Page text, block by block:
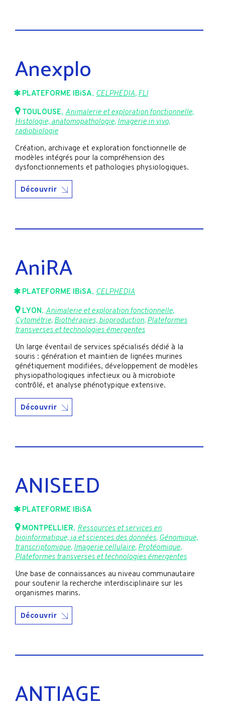
Anexplo
PLATEFORME IBiSA, CELPHEDIA, FLI
TOULOUSE, Animalerie et exploration fonctionnelle,
Histologie, anatomopathologie, Imagerie in vivo,
radiobiologie
Création, archivage et exploration fonctionnelle de
modèles intégrés pour la compréhension des
dysfonctionnements et pathologies physiologiques.
Découvrir
AniRA
PLATEFORME IBiSA, CELPHEDIA
LYON, Animalerie et exploration fonctionnelle,
Cytométrie, Biothérapies, bioproduction, Plateformes
transverses et technologies émergentes
Un large éventail de services spécialisés dédié à la
souris : génération et maintien de lignées murines
génétiquement modifiées, développement de modèles
physiopathologiques infectieux ou à microbiote
contrôlé, et analyse phénotypique extensive.
Découvrir
ANISEED
PLATEFORME IBiSA
MONTPELLIER, Ressources et services en
bioinformatique, ia et sciences des données,Génomique,
transcriptomique,Imagerie cellulaire,Protéomique,
Plateformes transverses et technologies émergentes
Une base de connaissances au niveau communautaire
pour soutenir la recherche interdisciplinaire sur les
organismes marins.
Découvrir
ANTIAGE